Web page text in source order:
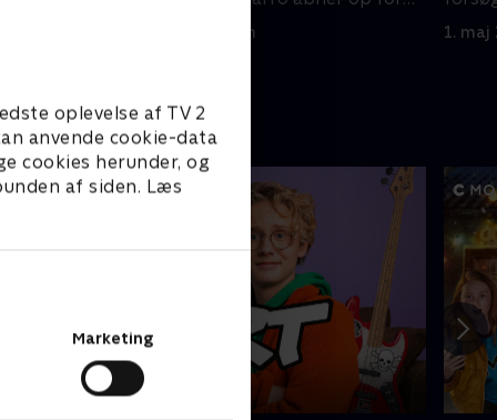
oplevelse af TV 2
anvende cookie-data
cookies herunder, og
af siden. Læs
Marketing
1. maj 2023 • 22 min
sin
1. maj